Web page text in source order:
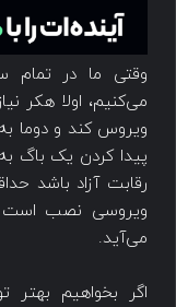
وقتی ما در تمام
می‌کنیم، اولا هکر
ویروس کند و دوما
پیدا کردن یک باگ
رقابت آزاد باشد
ویروسی نصب
می‌آید.
اگر بخواهیم بهتر